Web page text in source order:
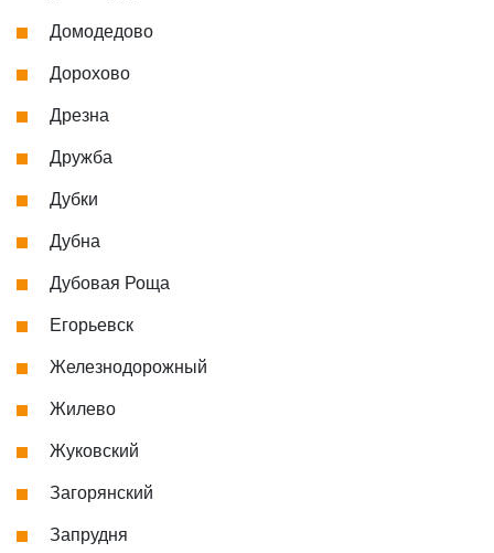
Домодедово
Дорохово
Дрезна
Дружба
Дубки
Дубна
Дубовая Роща
Егорьевск
Железнодорожный
Жилево
Жуковский
Загорянский
Запрудня